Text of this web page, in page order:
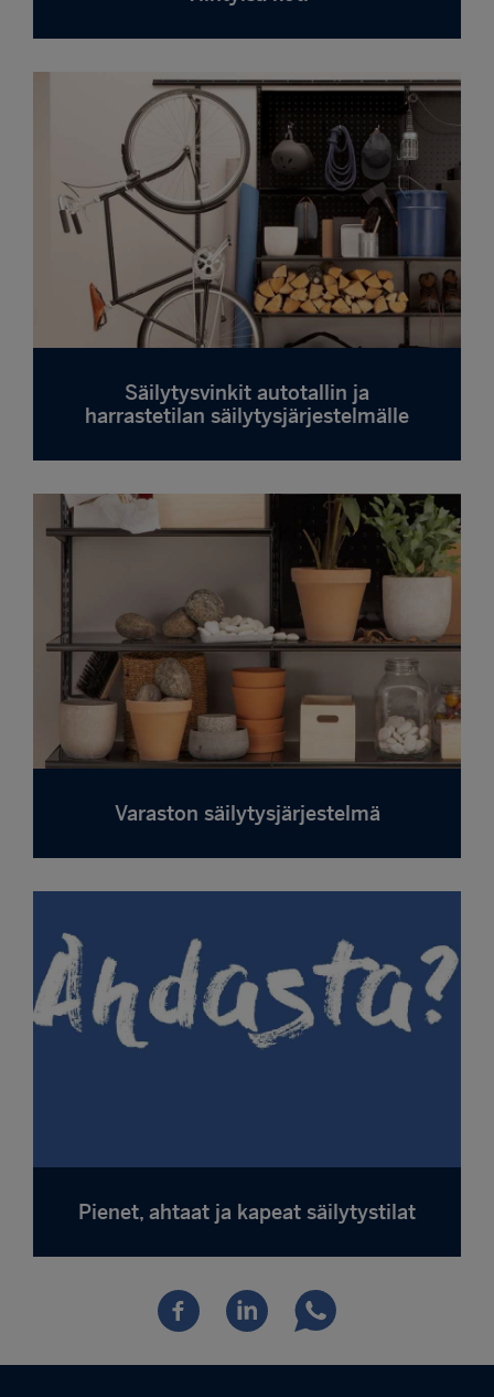
Säilytysvinkit autotallin ja
harrastetilan säilytysjärjestelmälle
Varaston säilytysjärjestelmä
Pienet, ahtaat ja kapeat säilytystilat